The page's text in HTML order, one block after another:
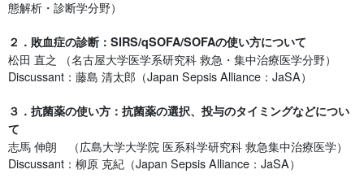
態解析・診断学分野）
２．敗血症の診断：SIRS/qSOFA/SOFAの使い方について
松田 直之 （名古屋大学医学系研究科 救急・集中治療医学分野）
Discussant：藤島 清太郎（Japan Sepsis Alliance：JaSA）
３．抗菌薬の使い方：抗菌薬の選択、投与のタイミングなどについ
て
志馬 伸朗 （広島大学大学院 医系科学研究科 救急集中治療医学）
Discussant：柳原 克紀（Japan Sepsis Alliance：JaSA）